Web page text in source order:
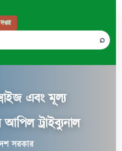
দপ্তর
⌕
এবং মূল্য
ট্রাইব্যুনাল
সরকার